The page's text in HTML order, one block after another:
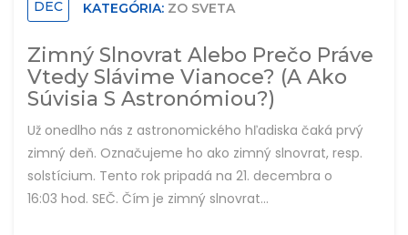
DEC KATEGÓRIA: ZO SVETA
Zimný Slnovrat Alebo Prečo Práve
Vtedy Slávime Vianoce? (A Ako
Súvisia S Astronómiou?)
Už onedlho nás z astronomického hľadiska čaká prvý
zimný deň. Označujeme ho ako zimný slnovrat, resp.
solstícium. Tento rok pripadá na 21. decembra o
16:03 hod. SEČ. Čím je zimný slnovrat...